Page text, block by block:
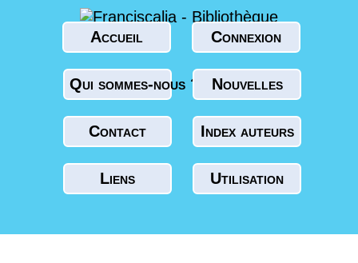
Accueil Connexion
Qui sommes-nous ? Nouvelles
Contact Index auteurs
Liens Utilisation